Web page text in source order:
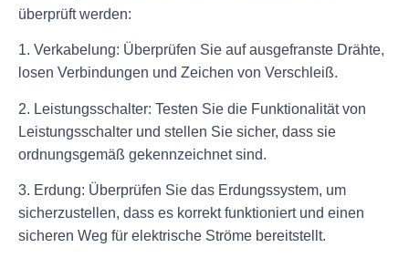
überprüft werden:
1. Verkabelung: Überprüfen Sie auf ausgefranste Drähte,
losen Verbindungen und Zeichen von Verschleiß.
2. Leistungsschalter: Testen Sie die Funktionalität von
Leistungsschalter und stellen Sie sicher, dass sie
ordnungsgemäß gekennzeichnet sind.
3. Erdung: Überprüfen Sie das Erdungssystem, um
sicherzustellen, dass es korrekt funktioniert und einen
sicheren Weg für elektrische Ströme bereitstellt.